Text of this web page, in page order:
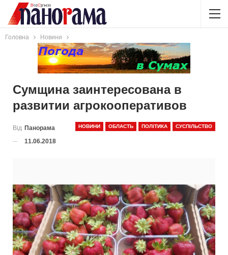
Головна Новини
Сумщина заинтересована в
развитии агрокооперативов
НОВИНИ ОБЛАСТЬ ПОЛІТИКА СУСПІЛЬСТВО
Від Панорама
11.06.2018